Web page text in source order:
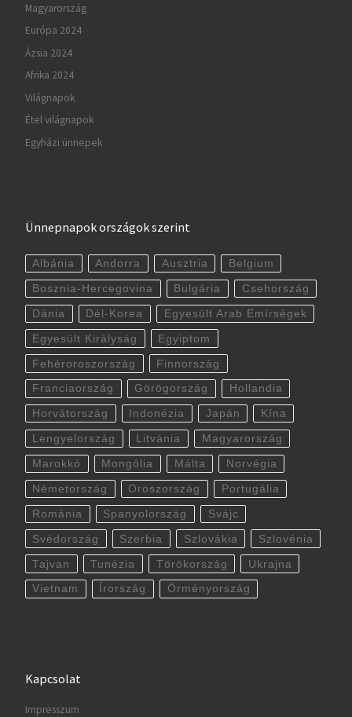
Magyarország
Európa 2024
Ázsia 2024
Afrika 2024
Világnapok
Étel világnapok
Egyházi ünnepek
Ünnepnapok országok szerint
Albánia Andorra Ausztria Belgium
Bosznia-Hercegovina Bulgária Csehország
Dánia Dél-Korea Egyesült Arab Emírségek
Egyesült Királyság Egyiptom
Fehéroroszország Finnország
Franciaország Görögország Hollandia
Horvátország Indonézia Japán Kína
Lengyelország Litvánia Magyarország
Marokkó Mongólia Málta Norvégia
Németország Oroszország Portugália
Románia Spanyolország Svájc
Svédország Szerbia Szlovákia Szlovénia
Tajvan Tunézia Törökország Ukrajna
Vietnam Írország Örményország
Kapcsolat
Impresszum